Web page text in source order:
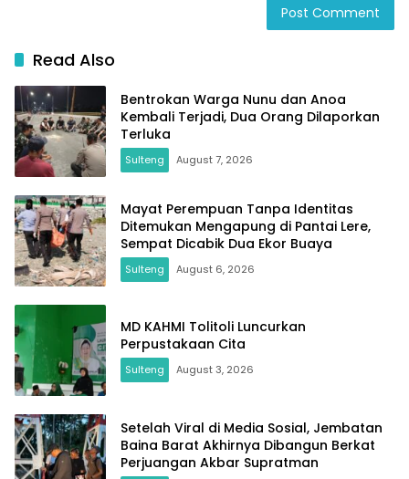
Read Also
Bentrokan Warga Nunu dan Anoa
Kembali Terjadi, Dua Orang Dilaporkan
Terluka
Sulteng August 7, 2026
Mayat Perempuan Tanpa Identitas
Ditemukan Mengapung di Pantai Lere,
Sempat Dicabik Dua Ekor Buaya
Sulteng August 6, 2026
MD KAHMI Tolitoli Luncurkan
Perpustakaan Cita
Sulteng August 3, 2026
Setelah Viral di Media Sosial, Jembatan
Baina Barat Akhirnya Dibangun Berkat
Perjuangan Akbar Supratman